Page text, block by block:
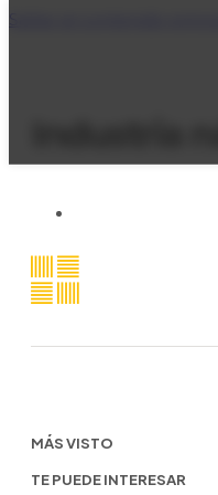
MÁS VISTO
TE PUEDE INTERESAR